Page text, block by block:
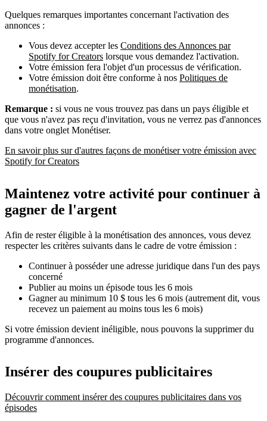
Quelques remarques importantes concernant l'activation des
annonces :
Vous devez accepter les Conditions des Annonces par
Spotify for Creators lorsque vous demandez l'activation.
Votre émission fera l'objet d'un processus de vérification.
Votre émission doit être conforme à nos Politiques de
monétisation.
Remarque : si vous ne vous trouvez pas dans un pays éligible et
que vous n'avez pas reçu d'invitation, vous ne verrez pas d'annonces
dans votre onglet Monétiser.
En savoir plus sur d'autres façons de monétiser votre émission avec
Spotify for Creators
Maintenez votre activité pour continuer à
gagner de l'argent
Afin de rester éligible à la monétisation des annonces, vous devez
respecter les critères suivants dans le cadre de votre émission :
Continuer à posséder une adresse juridique dans l'un des pays
concerné
Publier au moins un épisode tous les 6 mois
Gagner au minimum 10 $ tous les 6 mois (autrement dit, vous
recevez un paiement au moins tous les 6 mois)
Si votre émission devient inéligible, nous pouvons la supprimer du
programme d'annonces.
Insérer des coupures publicitaires
Découvrir comment insérer des coupures publicitaires dans vos
épisodes